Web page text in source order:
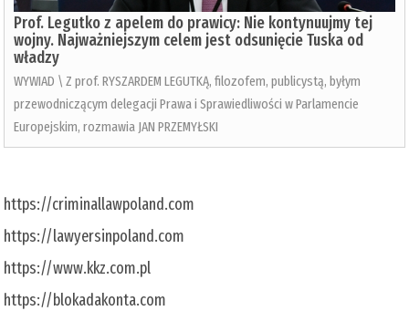
Prof. Legutko z apelem do prawicy: Nie kontynuujmy tej
wojny. Najważniejszym celem jest odsunięcie Tuska od
władzy
WYWIAD \ Z prof. RYSZARDEM LEGUTKĄ, filozofem, publicystą, byłym
przewodniczącym delegacji Prawa i Sprawiedliwości w Parlamencie
Europejskim, rozmawia JAN PRZEMYŁSKI
https://criminallawpoland.com
https://lawyersinpoland.com
https://www.kkz.com.pl
https://blokadakonta.com